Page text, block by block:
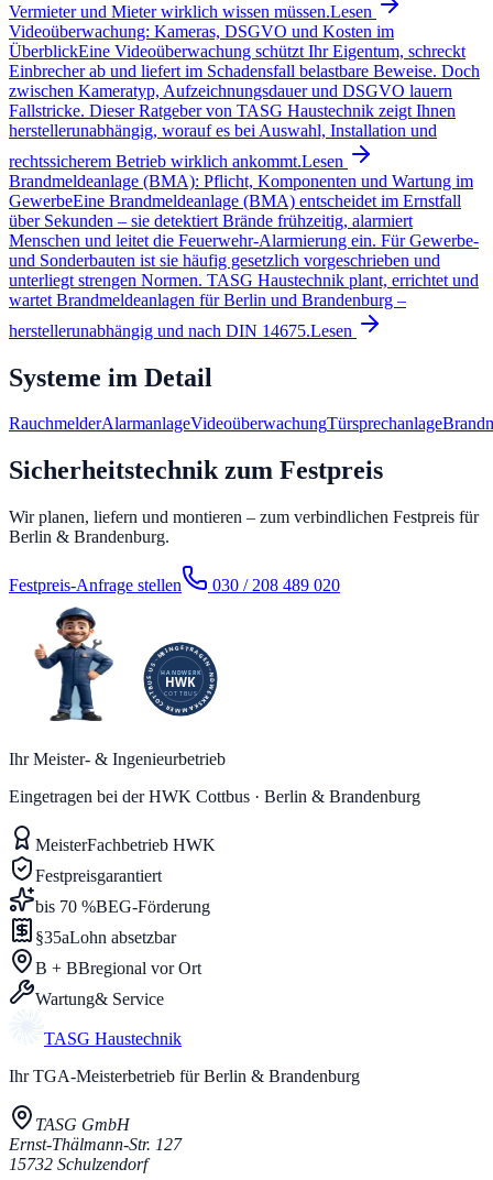
Vermieter und Mieter wirklich wissen müssen.Lesen
Videoüberwachung: Kameras, DSGVO und Kosten im
ÜberblickEine Videoüberwachung schützt Ihr Eigentum, schreckt
Einbrecher ab und liefert im Schadensfall belastbare Beweise. Doch
zwischen Kameratyp, Aufzeichnungsdauer und DSGVO lauern
Fallstricke. Dieser Ratgeber von TASG Haustechnik zeigt Ihnen
herstellerunabhängig, worauf es bei Auswahl, Installation und
rechtssicherem Betrieb wirklich ankommt.Lesen
Brandmeldeanlage (BMA): Pflicht, Komponenten und Wartung im
GewerbeEine Brandmeldeanlage (BMA) entscheidet im Ernstfall
über Sekunden – sie detektiert Brände frühzeitig, alarmiert
Menschen und leitet die Feuerwehr-Alarmierung ein. Für Gewerbe-
und Sonderbauten ist sie häufig gesetzlich vorgeschrieben und
unterliegt strengen Normen. TASG Haustechnik plant, errichtet und
wartet Brandmeldeanlagen für Berlin und Brandenburg –
herstellerunabhängig und nach DIN 14675.Lesen
Systeme im Detail
RauchmelderAlarmanlageVideoüberwachungTürsprechanlage
Sicherheitstechnik zum Festpreis
Wir planen, liefern und montieren – zum verbindlichen Festpreis für
Berlin & Brandenburg.
Festpreis-Anfrage stellen 030 / 208 489 020
Ihr Meister- & Ingenieurbetrieb
Eingetragen bei der HWK Cottbus · Berlin & Brandenburg
MeisterFachbetrieb HWK
Festpreisgarantiert
bis 70 %BEG-Förderung
§35aLohn absetzbar
B + BBregional vor Ort
Wartung& Service
TASG Haustechnik
Ihr TGA-Meisterbetrieb für Berlin & Brandenburg
TASG GmbH
Ernst-Thälmann-Str. 127
15732 Schulzendorf